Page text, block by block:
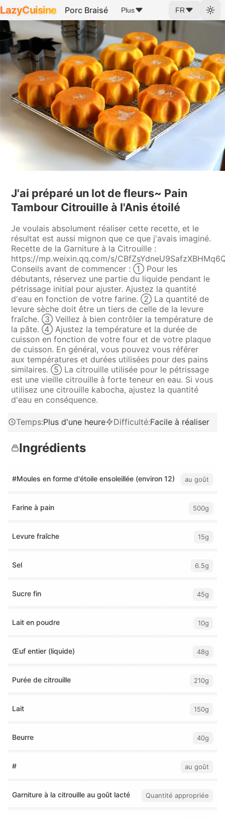
LazyCuisine Porc Braisé Plus FR
J'ai préparé un lot de fleurs~ Pain
Tambour Citrouille à l'Anis étoilé
Je voulais absolument réaliser cette recette, et le
résultat est aussi mignon que ce que j'avais imaginé.
Recette de la Garniture à la Citrouille :
https://mp.weixin.qq.com/s/
Conseils avant de commencer : ① Pour les
débutants, réservez une partie du liquide pendant le
pétrissage initial pour ajuster. Ajustez la quantité
d'eau en fonction de votre farine. ② La quantité de
levure sèche doit être un tiers de celle de la levure
fraîche. ③ Veillez à bien contrôler la température de
la pâte. ④ Ajustez la température et la durée de
cuisson en fonction de votre four et de votre plaque
de cuisson. En général, vous pouvez vous référer
aux températures et durées utilisées pour des pains
similaires. ⑤ La citrouille utilisée pour le pétrissage
est une vieille citrouille à forte teneur en eau. Si vous
utilisez une citrouille kabocha, ajustez la quantité
d'eau en conséquence.
Temps:Plus d'une heure Difficulté:Facile à réaliser
Ingrédients
#Moules en forme d'étoile ensoleillée (environ 12) au goût
Farine à pain 500g
Levure fraîche 15g
Sel 6.5g
Sucre fin 45g
Lait en poudre 10g
Œuf entier (liquide) 48g
Purée de citrouille 210g
Lait 150g
Beurre 40g
# au goût
Garniture à la citrouille au goût lacté Quantité appropriée